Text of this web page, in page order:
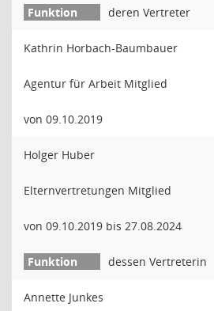
deren Vertreter
Kathrin Horbach-Baumbauer
Agentur für Arbeit Mitglied
von 09.10.2019
Holger Huber
Elternvertretungen Mitglied
von 09.10.2019 bis 27.08.2024
dessen Vertreterin
Annette Junkes